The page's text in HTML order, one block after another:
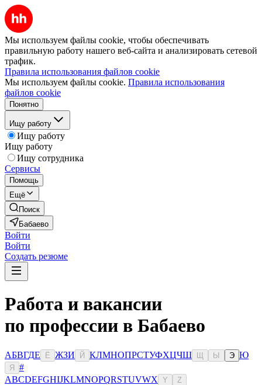
Мы используем файлы cookie, чтобы обеспечивать
правильную работу нашего веб-сайта и анализировать сетевой
трафик.
Правила использования файлов cookie
Мы используем файлы cookie. Правила использования
файлов cookie
Понятно
Ищу работу
Ищу работу
Ищу работу
Ищу сотрудника
Сервисы
Помощь
Ещё
Поиск
Бабаево
Войти
Войти
Создать резюме
Работа и вакансии
по профессии в Бабаево
АБВГДЕ Ё ЖЗИ Й КЛМНОПРСТУФХЦЧШ Ы Э Ю
Я
#
ABCDEFGHIJKLMNOPQRSTUVWX Y Z